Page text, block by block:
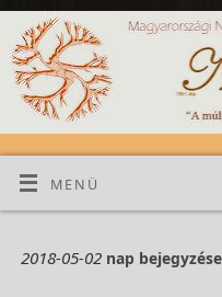
MENÜ
2018-05-02nap